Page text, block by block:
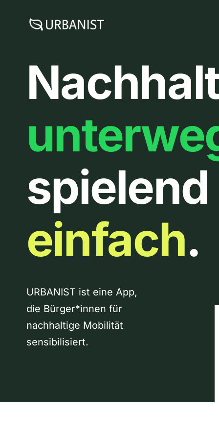
spielend
einfach.
URBANIST ist eine App,
die Bürger*innen für
nachhaltige Mobilität
sensibilisiert.